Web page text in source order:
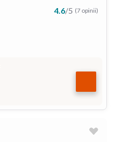
4.6/5 (7 opinii)